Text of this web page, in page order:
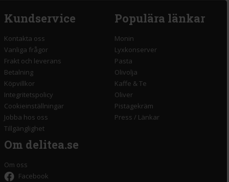
Kundservice
Kontakta oss
Vanliga frågor
Frakt och leverans
Betalning
Köpvillkor
Integritetspolicy
Cookieinställningar
Jobba hos oss
Tillgänglighet
Populära länkar
Monin
Lyxkonserver
Pasta
Olivolja
Kaffe & Te
Oliver
Pistagekräm
Press / Länkar
Om delitea.se
Om oss
Facebook